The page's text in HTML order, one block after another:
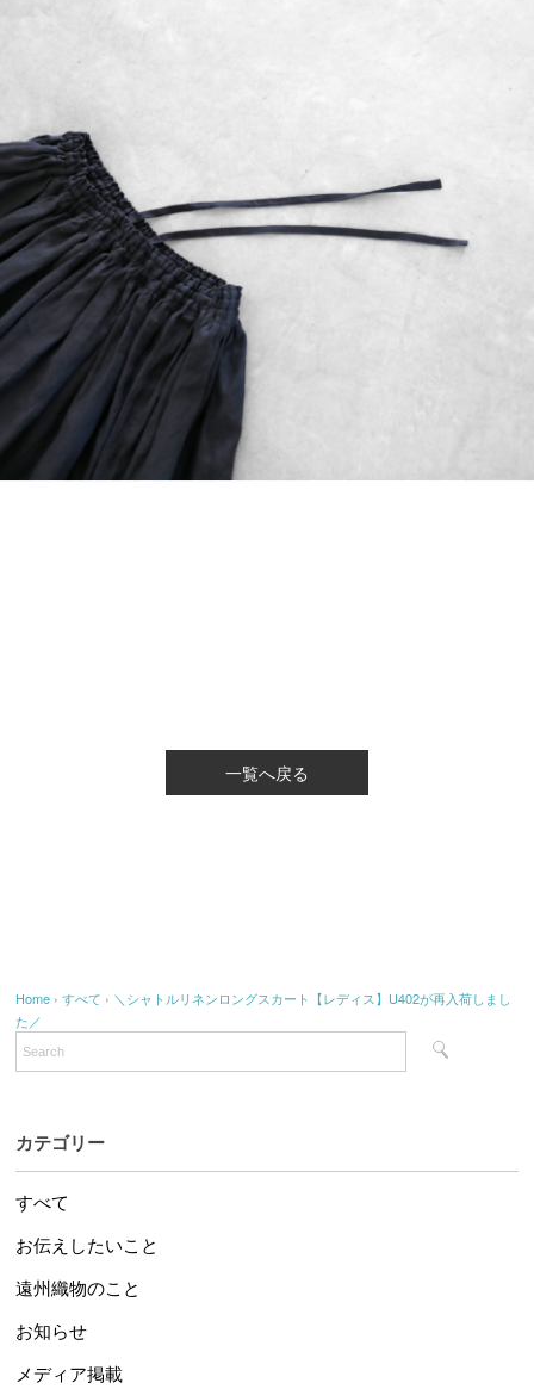
一覧へ戻る
Home ›すべて › ＼シャトルリネンロングスカート【レディス】U402が再入荷しまし
た／
カテゴリー
すべて
お伝えしたいこと
遠州織物のこと
お知らせ
メディア掲載